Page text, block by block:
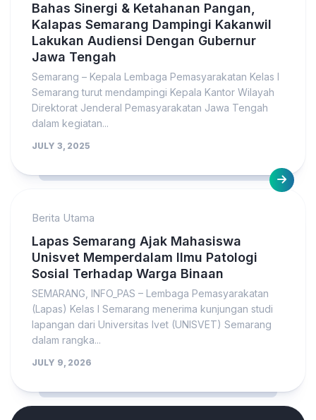
Bahas Sinergi & Ketahanan Pangan,
Kalapas Semarang Dampingi Kakanwil
Lakukan Audiensi Dengan Gubernur
Jawa Tengah
Semarang – Kepala Lembaga Pemasyarakatan Kelas I
Semarang turut mendampingi Kepala Kantor Wilayah
Direktorat Jenderal Pemasyarakatan Jawa Tengah
dalam kegiatan...
JULY 3, 2025
Berita Utama
Lapas Semarang Ajak Mahasiswa
Unisvet Memperdalam Ilmu Patologi
Sosial Terhadap Warga Binaan
SEMARANG, INFO_PAS – Lembaga Pemasyarakatan
(Lapas) Kelas I Semarang menerima kunjungan studi
lapangan dari Universitas Ivet (UNISVET) Semarang
dalam rangka...
JULY 9, 2026